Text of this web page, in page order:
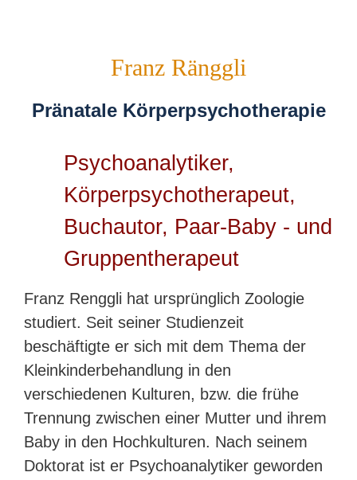
Franz Ränggli
Pränatale Körperpsychotherapie
Psychoanalytiker,
Körperpsychotherapeut,
Buchautor, Paar-Baby - und
Gruppentherapeut
Franz Renggli hat ursprünglich Zoologie
studiert. Seit seiner Studienzeit
beschäftigte er sich mit dem Thema der
Kleinkinderbehandlung in den
verschiedenen Kulturen, bzw. die frühe
Trennung zwischen einer Mutter und ihrem
Baby in den Hochkulturen. Nach seinem
Doktorat ist er Psychoanalytiker geworden